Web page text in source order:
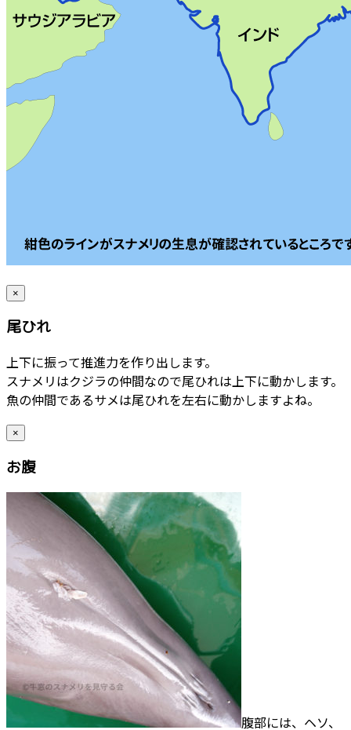
×
尾ひれ
上下に振って推進力を作り出します。
スナメリはクジラの仲間なので尾ひれは上下に動かします。
魚の仲間であるサメは尾ひれを左右に動かしますよね。
×
お腹
腹部には、ヘソ、